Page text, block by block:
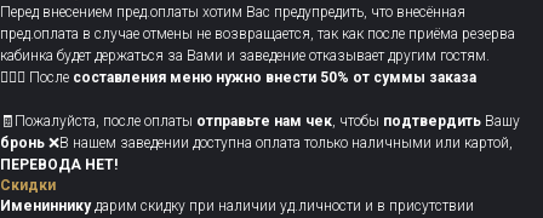
Перед внесением пред.оплаты хотим Вас предупредить, что внесённая
пред.оплата в случае отмены не возвращается, так как после приёма резерва
кабинка будет держаться за Вами и заведение отказывает другим гостям.
💁🏻‍♀️ После составления меню нужно внести 50% от суммы заказа
🧾Пожалуйста, после оплаты отправьте нам чек, чтобы подтвердить Вашу
бронь ❌В нашем заведении доступна оплата только наличными или картой,
ПЕРЕВОДА НЕТ!
Скидки
Именинникударим скидку при наличии уд.личности и в присутствии